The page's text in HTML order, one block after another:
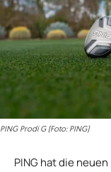
PING Prodi G (Foto: PING)
PING hat die